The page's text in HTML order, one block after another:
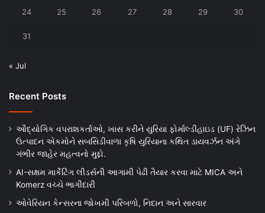
24 25 26 27 28 29 30
31
« Jul
Recent Posts
ઔદ્યોગિક વપરાશકર્તાઓ, ખાસ કરીને યુરિયા ફોર્માલ્ડીહાઇડ (UF) રેઝિન
ઉત્પાદન એકમોને સબસિડીવાળા કૃષિ યુરિયાના કથિત ડાયવર્ઝન અંગે
ગંભીર જાહેર મહત્વનો મુદ્દો.
AI-સક્ષમ માર્કેટિંગ લીડર્સની આગામી પેઢી તૈયાર કરવા માટે MICA અને
Komerz વચ્ચે ભાગીદારી
ઓવેરિયન કેન્સરના જોખમી પરિબળો, નિદાન અને સારવાર